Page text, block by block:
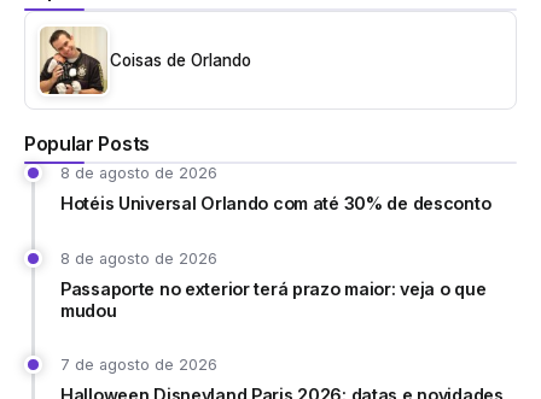
Coisas de Orlando
Popular Posts
8 de agosto de 2026
Hotéis Universal Orlando com até 30% de desconto
8 de agosto de 2026
Passaporte no exterior terá prazo maior: veja o que
mudou
7 de agosto de 2026